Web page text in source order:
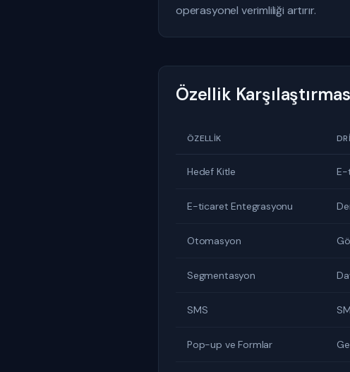
operasyonel verimliliği artırır.
Özellik
ÖZELLIK
Hedef Kitle E-
E-ticaret Entegrasyonu
Otomasyon
Segmentasyon
SMS
Pop-up ve Formlar